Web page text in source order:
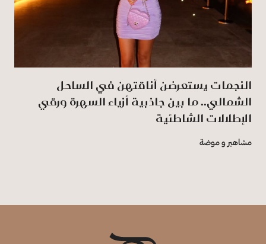
النجمات يستعرضن أناقتهن في الساحل
الشمالي.. ما بين جاذبية أزياء السهرة ورقي
الإطلالات الشاطئية
مشاهير و موضة